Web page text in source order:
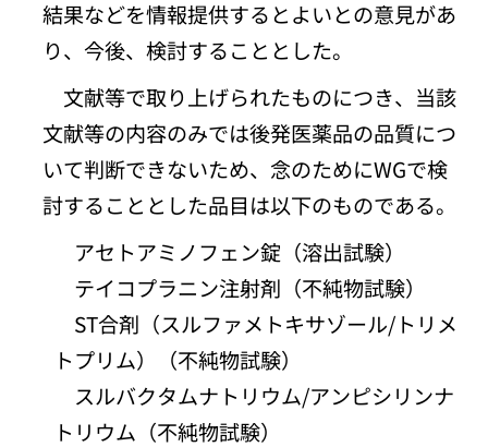
結果などを情報提供するとよいとの意見があ
り、今後、検討することとした。
文献等で取り上げられたものにつき、当該
文献等の内容のみでは後発医薬品の品質につ
いて判断できないため、念のためにWGで検
討することとした品目は以下のものである。
アセトアミノフェン錠（溶出試験）
テイコプラニン注射剤（不純物試験）
ST合剤（スルファメトキサゾール/トリメ
トプリム）（不純物試験）
スルバクタムナトリウム/アンピシリンナ
トリウム（不純物試験）